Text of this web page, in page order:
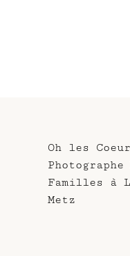
Oh les
Familles à
Metz